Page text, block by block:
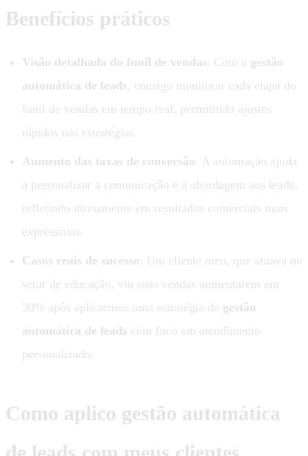
Benefícios práticos
Visão detalhada do funil de vendas: Com a gestão
automática de leads, consigo monitorar cada etapa do
funil de vendas em tempo real, permitindo ajustes
rápidos nas estratégias.
Aumento das taxas de conversão: A automação ajuda
a personalizar a comunicação e a abordagem aos leads,
refletindo diretamente em resultados comerciais mais
expressivos.
Casos reais de sucesso: Um cliente meu, que atuava no
setor de educação, viu suas vendas aumentarem em
30% após aplicarmos uma estratégia de gestão
automática de leads com foco em atendimento
personalizado.
Como aplico gestão automática